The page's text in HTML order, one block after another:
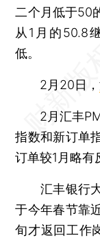
二个月低于50
从1月的50.8
低。
2月20日，
2月汇丰PMI
指数和新订单
订单较1月略有
汇丰银行大
于今年春节靠
旬才返回工作